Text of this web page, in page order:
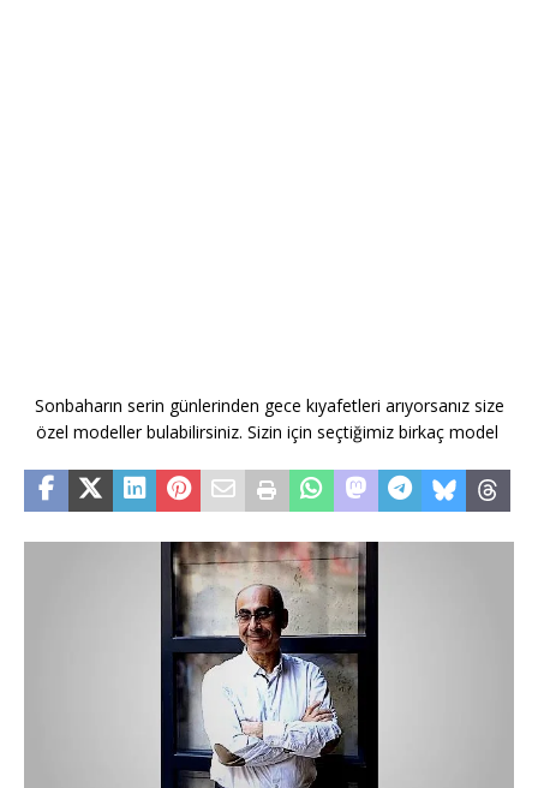
Sonbaharın serin günlerinden gece kıyafetleri arıyorsanız size
özel modeller bulabilirsiniz. Sizin için seçtiğimiz birkaç model